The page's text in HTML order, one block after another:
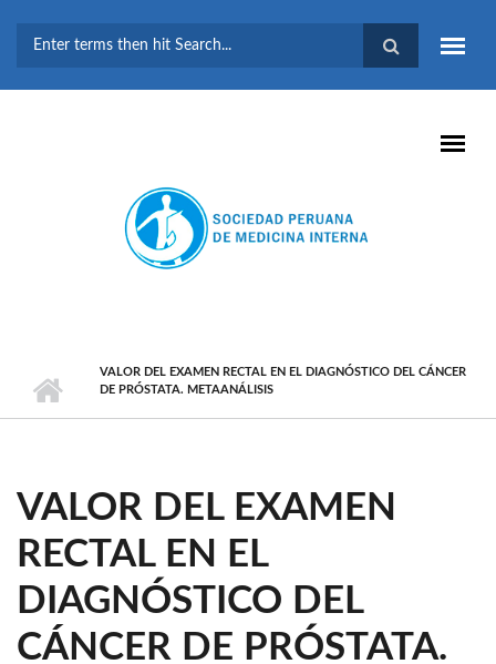
BÚSQUEDA
VALOR DEL EXAMEN RECTAL EN EL DIAGNÓSTICO DEL CÁNCER
DE PRÓSTATA. METAANÁLISIS
VALOR DEL EXAMEN
RECTAL EN EL
DIAGNÓSTICO DEL
CÁNCER DE PRÓSTATA.